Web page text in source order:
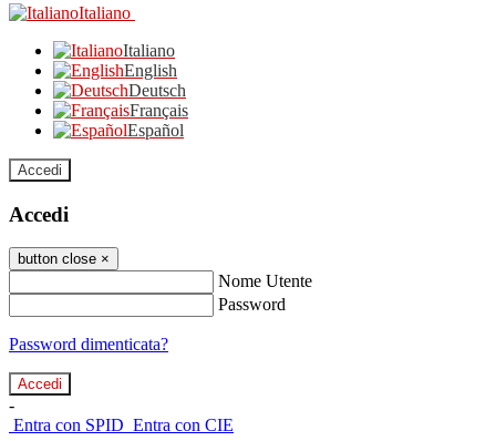
Italiano
Italiano
English
Deutsch
Français
Español
Accedi
Accedi
button close ×
Nome Utente
Password
Password dimenticata?
-
Entra con SPID Entra con CIE